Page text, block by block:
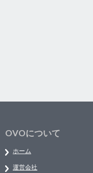
OVOについて
ホーム
運営会社